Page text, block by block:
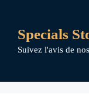
contenuSpecials
Suivez l'avis de